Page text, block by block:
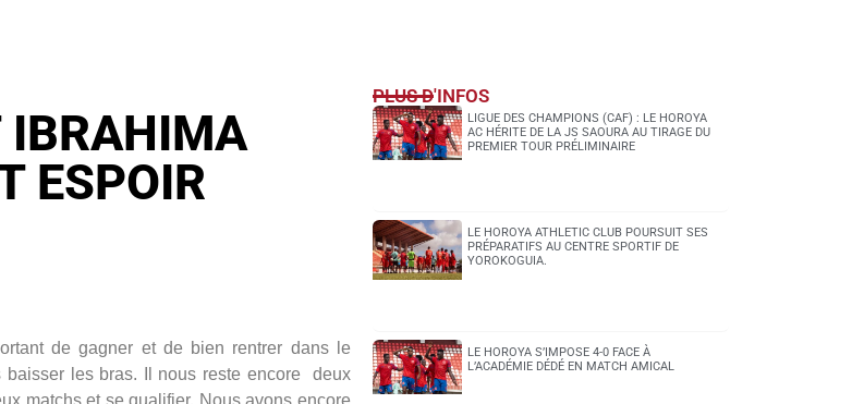
IBRAHIMA
ESPOIR
de gagner et de bien rentrer dans le
baisser les bras. Il nous reste encore deux
PLUS D'INFOS
LIGUE DES CHAMPIONS (CAF) : LE HOROYA
AC HÉRITE DE LA JS SAOURA AU TIRAGE DU
PREMIER TOUR PRÉLIMINAIRE
LE HOROYA ATHLETIC CLUB POURSUIT SES
PRÉPARATIFS AU CENTRE SPORTIF DE
YOROKOGUIA.
LE HOROYA S’IMPOSE 4-0 FACE À
L’ACADÉMIE DÉDÉ EN MATCH AMICAL